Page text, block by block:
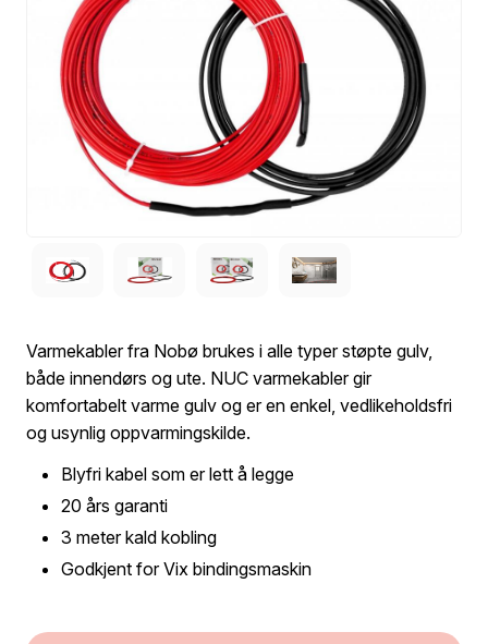
Varmekabler fra Nobø brukes i alle typer støpte gulv,
både innendørs og ute. NUC varmekabler gir
komfortabelt varme gulv og er en enkel, vedlikeholdsfri
og usynlig oppvarmingskilde.
Blyfri kabel som er lett å legge
20 års garanti
3 meter kald kobling
Godkjent for Vix bindingsmaskin